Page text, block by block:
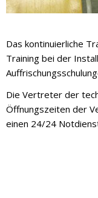
Das kontinuierliche
Training bei der
Die Vertreter der
Öffnungszeiten der
einen 24/24